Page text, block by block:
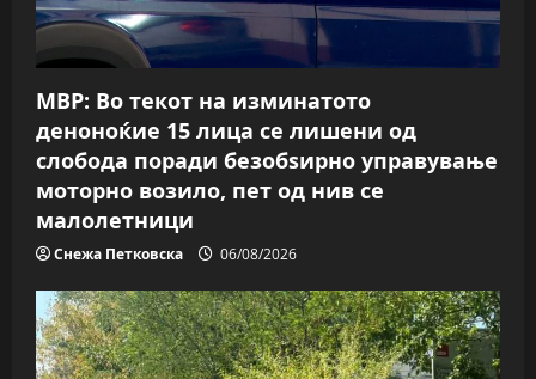
МВР: Во текот на изминатото
деноноќие 15 лица се лишени од
слобода поради безобѕирно управување
моторно возило, пет од нив се
малолетници
Снежа Петковска 06/08/2026